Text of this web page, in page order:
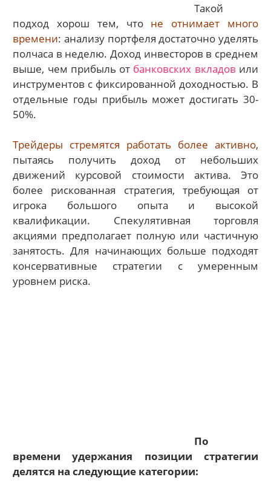
Такой
подход хорош тем, что не отнимает много
времени: анализу портфеля достаточно уделять
полчаса в неделю. Доход инвесторов в среднем
выше, чем прибыль от банковских вкладов или
инструментов с фиксированной доходностью. В
отдельные годы прибыль может достигать 30-
50%.
Трейдеры стремятся работать более активно,
пытаясь получить доход от небольших
движений курсовой стоимости актива. Это
более рискованная стратегия, требующая от
игрока большого опыта и высокой
квалификации. Спекулятивная торговля
акциями предполагает полную или частичную
занятость. Для начинающих больше подходят
консервативные стратегии с умеренным
уровнем риска.
По
времени удержания позиции стратегии
делятся на следующие категории: